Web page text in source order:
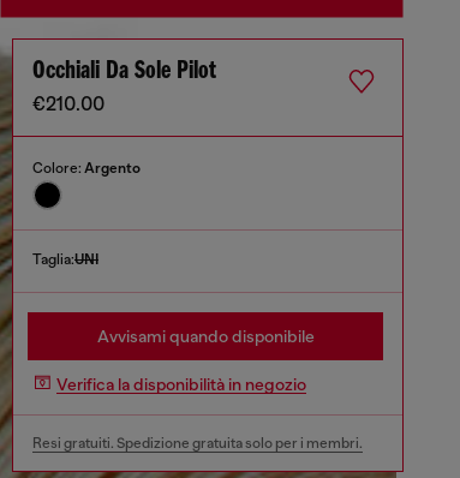
Occhiali Da Sole Pilot
€210.00
Colore: Argento
Taglia:UNI
Avvisami quando disponibile
Verifica la disponibilità in negozio
Resi gratuiti. Spedizione gratuita solo per i membri.